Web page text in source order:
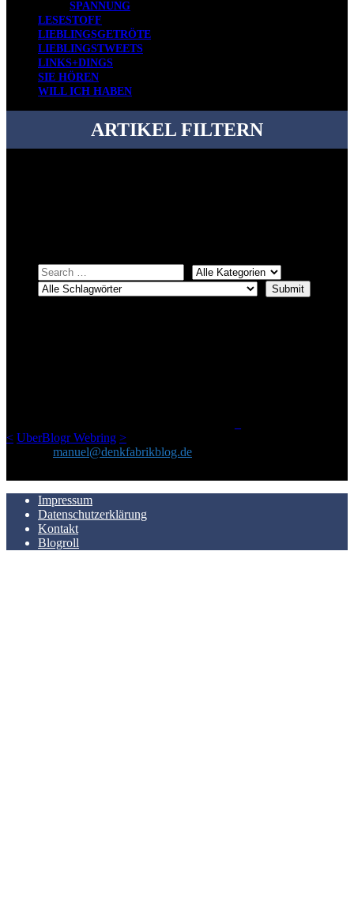
SPANNUNG
LESESTOFF
LIEBLINGSGETRÖTE
LIEBLINGSTWEETS
LINKS+DINGS
SIE HÖREN
WILL ICH HABEN
ARTIKEL FILTERN
< UberBlogr Webring >
manuel@denkfabrikblog.de
Impressum
Datenschutzerklärung
Kontakt
Blogroll